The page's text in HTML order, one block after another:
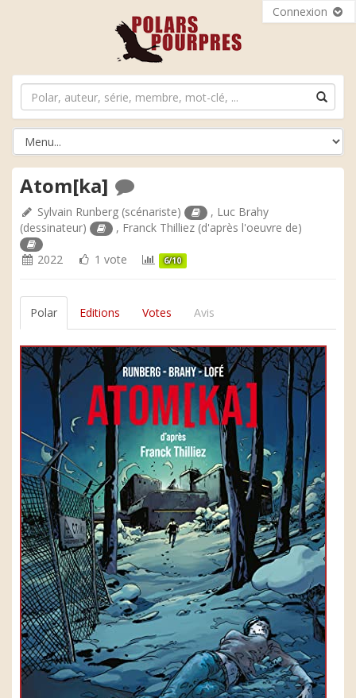
Connexion
Atom[ka]
Sylvain Runberg (scénariste) , Luc Brahy
(dessinateur)
, Franck Thilliez (d'après l'oeuvre de)
2022 1 vote 6/10
Polar Editions Votes Avis